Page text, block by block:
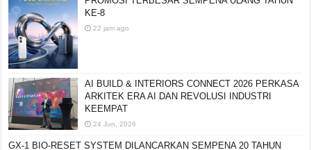
POCO CARNIVAL 2026 KEMBALI DENGAN
PROMOSI TERBESAR SEMPENA ULANG TAHUN
KE-8
AI BUILD & INTERIORS CONNECT 2026 PERKASA
ARKITEK ERA AI DAN REVOLUSI INDUSTRI
KEEMPAT
24 Jun, 2026